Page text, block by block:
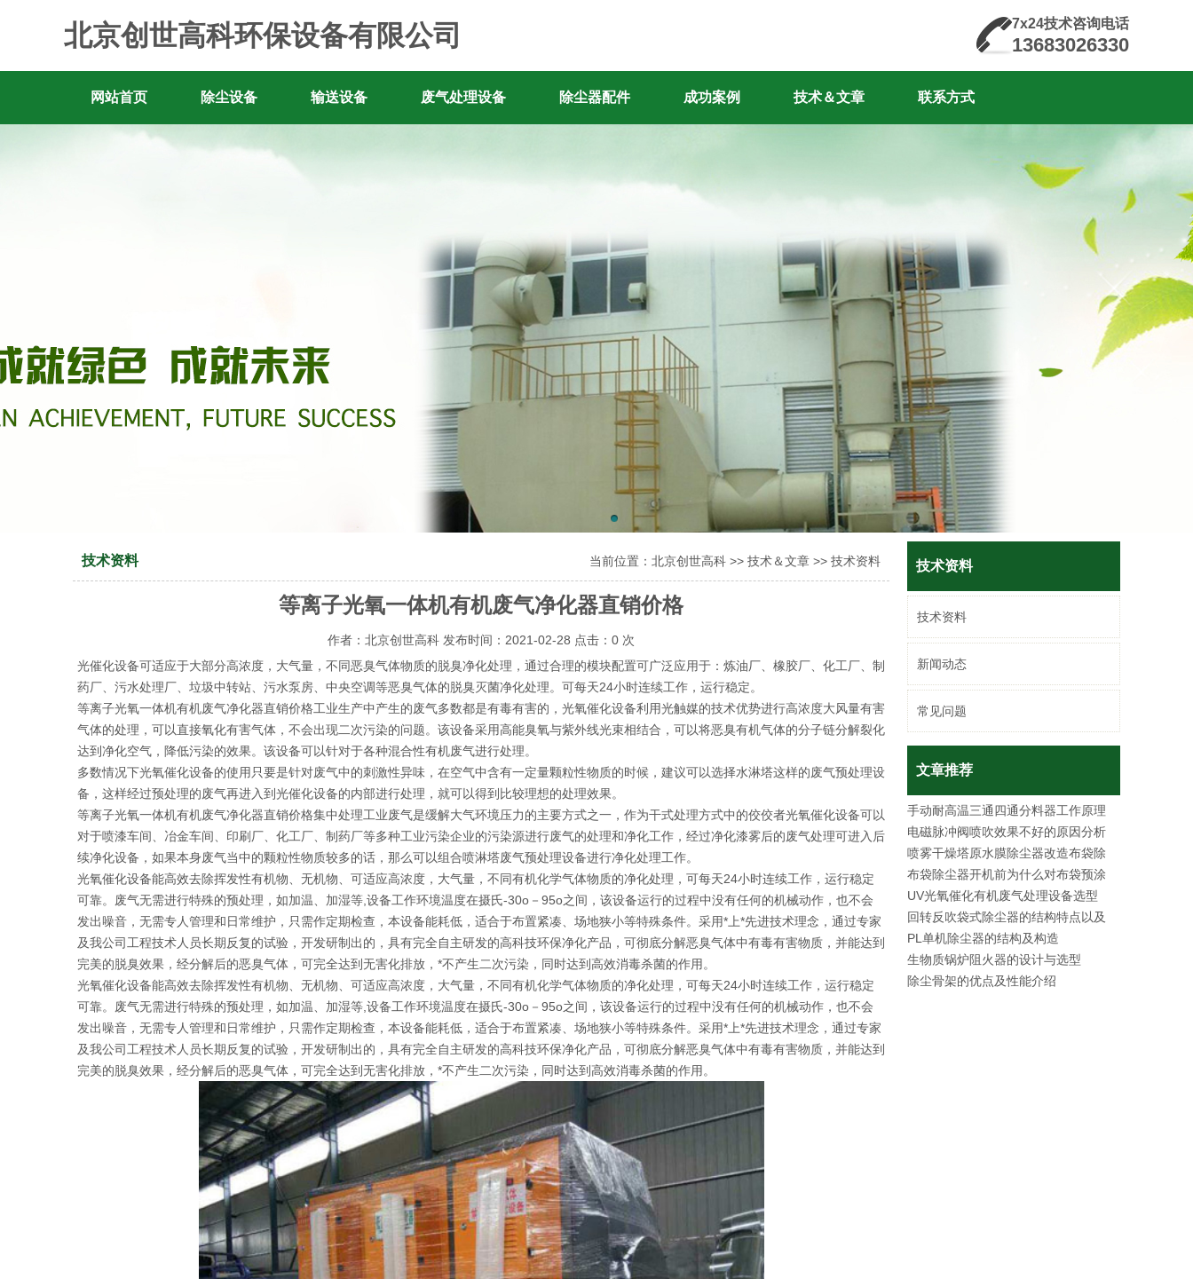
北京创世高科环保设备有限公司 7x24技术咨询电话
13683026330
网站首页 除尘设备 输送设备 废气处理设备 除尘器配件 成功案例 技术＆文章 联系方式
技术资料
技术资料
新闻动态
常见问题
文章推荐
手动耐高温三通四通分料器工作原理
电磁脉冲阀喷吹效果不好的原因分析
喷雾干燥塔原水膜除尘器改造布袋除
布袋除尘器开机前为什么对布袋预涂
UV光氧催化有机废气处理设备选型
回转反吹袋式除尘器的结构特点以及
PL单机除尘器的结构及构造
生物质锅炉阻火器的设计与选型
除尘骨架的优点及性能介绍
技术资料 当前位置： 北京创世高科 >> 技术＆文章 >> 技术资料
等离子光氧一体机有机废气净化器直销价格
作者：北京创世高科 发布时间：2021-02-28 点击：0 次
光催化设备可适应于大部分高浓度，大气量，不同恶臭气体物质的脱臭净化处理，通过合理的模块配置可广泛应用于：炼油厂、橡胶厂、化工厂、制
药厂、污水处理厂、垃圾中转站、污水泵房、中央空调等恶臭气体的脱臭灭菌净化处理。可每天24小时连续工作，运行稳定。
等离子光氧一体机有机废气净化器直销价格工业生产中产生的废气多数都是有毒有害的，光氧催化设备利用光触媒的技术优势进行高浓度大风量有害
气体的处理，可以直接氧化有害气体，不会出现二次污染的问题。该设备采用高能臭氧与紫外线光束相结合，可以将恶臭有机气体的分子链分解裂化
达到净化空气，降低污染的效果。该设备可以针对于各种混合性有机废气进行处理。
多数情况下光氧催化设备的使用只要是针对废气中的刺激性异味，在空气中含有一定量颗粒性物质的时候，建议可以选择水淋塔这样的废气预处理设
备，这样经过预处理的废气再进入到光催化设备的内部进行处理，就可以得到比较理想的处理效果。
等离子光氧一体机有机废气净化器直销价格集中处理工业废气是缓解大气环境压力的主要方式之一，作为干式处理方式中的佼佼者光氧催化设备可以
对于喷漆车间、冶金车间、印刷厂、化工厂、制药厂等多种工业污染企业的污染源进行废气的处理和净化工作，经过净化漆雾后的废气处理可进入后
续净化设备，如果本身废气当中的颗粒性物质较多的话，那么可以组合喷淋塔废气预处理设备进行净化处理工作。
光氧催化设备能高效去除挥发性有机物、无机物、可适应高浓度，大气量，不同有机化学气体物质的净化处理，可每天24小时连续工作，运行稳定
可靠。废气无需进行特殊的预处理，如加温、加湿等,设备工作环境温度在摄氏-30o－95o之间，该设备运行的过程中没有任何的机械动作，也不会
发出噪音，无需专人管理和日常维护，只需作定期检查，本设备能耗低，适合于布置紧凑、场地狭小等特殊条件。采用*上*先进技术理念，通过专家
及我公司工程技术人员长期反复的试验，开发研制出的，具有完全自主研发的高科技环保净化产品，可彻底分解恶臭气体中有毒有害物质，并能达到
完美的脱臭效果，经分解后的恶臭气体，可完全达到无害化排放，*不产生二次污染，同时达到高效消毒杀菌的作用。
光氧催化设备能高效去除挥发性有机物、无机物、可适应高浓度，大气量，不同有机化学气体物质的净化处理，可每天24小时连续工作，运行稳定
可靠。废气无需进行特殊的预处理，如加温、加湿等,设备工作环境温度在摄氏-30o－95o之间，该设备运行的过程中没有任何的机械动作，也不会
发出噪音，无需专人管理和日常维护，只需作定期检查，本设备能耗低，适合于布置紧凑、场地狭小等特殊条件。采用*上*先进技术理念，通过专家
及我公司工程技术人员长期反复的试验，开发研制出的，具有完全自主研发的高科技环保净化产品，可彻底分解恶臭气体中有毒有害物质，并能达到
完美的脱臭效果，经分解后的恶臭气体，可完全达到无害化排放，*不产生二次污染，同时达到高效消毒杀菌的作用。